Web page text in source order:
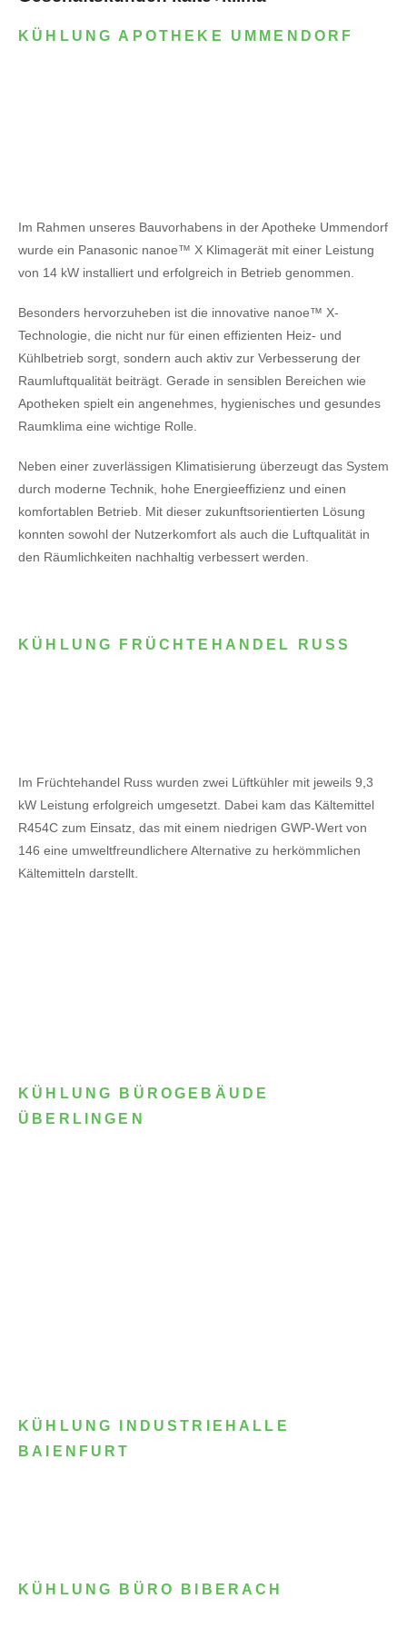
KÜHLUNG APOTHEKE UMMENDORF
Im Rahmen unseres Bauvorhabens in der Apotheke Ummendorf
wurde ein Panasonic nanoe™ X Klimagerät mit einer Leistung
von 14 kW installiert und erfolgreich in Betrieb genommen.
Besonders hervorzuheben ist die innovative nanoe™ X-
Technologie, die nicht nur für einen effizienten Heiz- und
Kühlbetrieb sorgt, sondern auch aktiv zur Verbesserung der
Raumluftqualität beiträgt. Gerade in sensiblen Bereichen wie
Apotheken spielt ein angenehmes, hygienisches und gesundes
Raumklima eine wichtige Rolle.
Neben einer zuverlässigen Klimatisierung überzeugt das System
durch moderne Technik, hohe Energieeffizienz und einen
komfortablen Betrieb. Mit dieser zukunftsorientierten Lösung
konnten sowohl der Nutzerkomfort als auch die Luftqualität in
den Räumlichkeiten nachhaltig verbessert werden.
KÜHLUNG FRÜCHTEHANDEL RUSS
Im Früchtehandel Russ wurden zwei Lüftkühler mit jeweils 9,3
kW Leistung erfolgreich umgesetzt. Dabei kam das Kältemittel
R454C zum Einsatz, das mit einem niedrigen GWP-Wert von
146 eine umweltfreundlichere Alternative zu herkömmlichen
Kältemitteln darstellt.
KÜHLUNG BÜROGEBÄUDE
ÜBERLINGEN
KÜHLUNG INDUSTRIEHALLE
BAIENFURT
KÜHLUNG BÜRO BIBERACH